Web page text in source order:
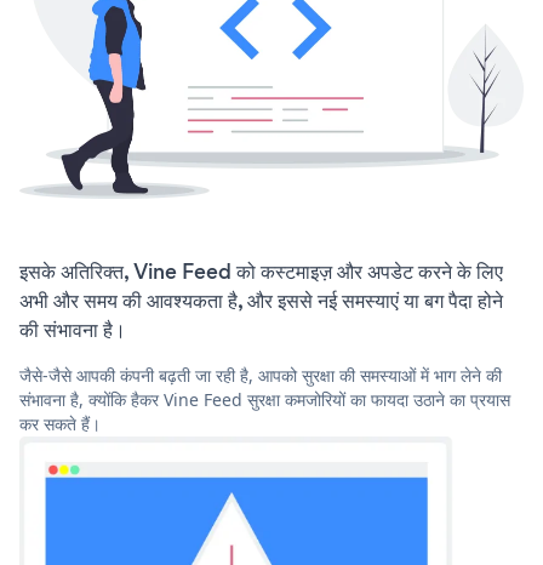
इसके अतिरिक्त, Vine Feed को कस्टमाइज़ और अपडेट करने के लिए
अभी और समय की आवश्यकता है, और इससे नई समस्याएं या बग पैदा होने
की संभावना है।
जैसे-जैसे आपकी कंपनी बढ़ती जा रही है, आपको सुरक्षा की समस्याओं में भाग लेने की
संभावना है, क्योंकि हैकर Vine Feed सुरक्षा कमजोरियों का फायदा उठाने का प्रयास
कर सकते हैं।